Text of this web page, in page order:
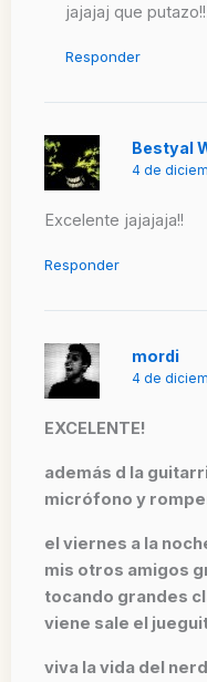
jajajaj que
Responder
Bestyal
4 de
Excelente jajajaja!!
Responder
mordi
4 de
EXCELENTE!
además d la
micrófono y
el viernes a la
mis otros amigos
tocando grandes
viene sale el
viva la vida del